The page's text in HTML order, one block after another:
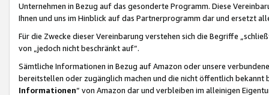
Unternehmen in Bezug auf das gesonderte Programm. Diese
Ihnen und uns im Hinblick auf das Partnerprogramm dar und ersetzt
Für die Zwecke dieser Vereinbarung verstehen sich die Begriffe
von „jedoch nicht beschränkt auf“.
Sämtliche Informationen in Bezug auf Amazon oder unsere
bereitstellen oder zugänglich machen und die nicht öffentlich
Informationen“ von Amazon dar und verbleiben im alleinigen